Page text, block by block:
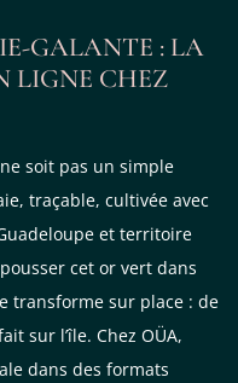
GALANTE : LA
LIGNE CHEZ
soit pas un simple
traçable, cultivée avec
et territoire
cet or vert dans
transforme sur place : de
sur l’île. Chez OÜA,
dans des formats